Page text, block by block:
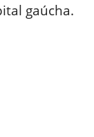
gaúcha.